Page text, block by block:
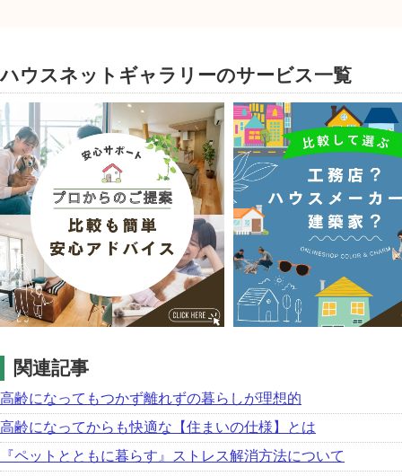
ハウスネットギャラリーのサービス一覧
関連記事
高齢になってもつかず離れずの暮らしが理想的
高齢になってからも快適な【住まいの仕様】とは
『ペットとともに暮らす』ストレス解消方法について